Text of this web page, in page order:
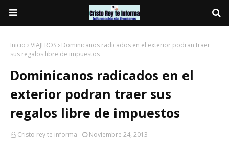
Inicio VIAJEROS
Dominicanos radicados en el exterior podran traer
sus regalos libre de impuestos
Dominicanos radicados en el
exterior podran traer sus
regalos libre de impuestos
Cristo rey te informa Noviembre 24, 2013